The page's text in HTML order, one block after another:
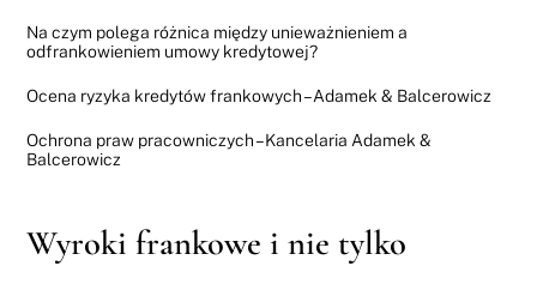
Na czym polega różnica między unieważnieniem a
odfrankowieniem umowy kredytowej?
Ocena ryzyka kredytów frankowych – Adamek & Balcerowicz
Ochrona praw pracowniczych – Kancelaria Adamek &
Balcerowicz
Wyroki frankowe i nie tylko